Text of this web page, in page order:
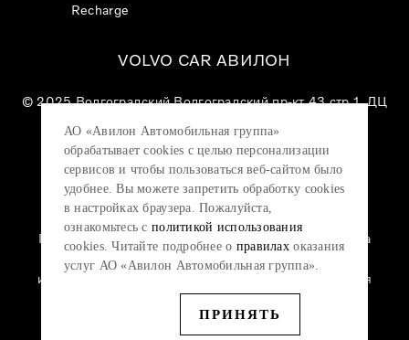
АО «Авилон Автомобильная группа»
обрабатывает cookies с целью персонализации
сервисов и чтобы пользоваться веб-сайтом было
удобнее. Вы можете запретить обработку сookies
в настройках браузера. Пожалуйста,
ознакомьтесь с политикой использования
cookies. Читайте подробнее о правилахоказания
услуг АО «Авилон Автомобильная группа».
ПРИНЯТЬ
Recharge
VOLVO CAR АВИЛОН
© 2025Волгоградский Волгоградский пр-кт 43 стр 1, ДЦ
АО «Авилон АГ», ОГРН 1027700000151, ИНН
7705133757.
Политика конфиденциальности
Согласие на
обработку персональных данных
использования файлов cookie
Юридическая
информация